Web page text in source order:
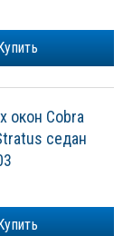
Купить
окон Cobra
седан